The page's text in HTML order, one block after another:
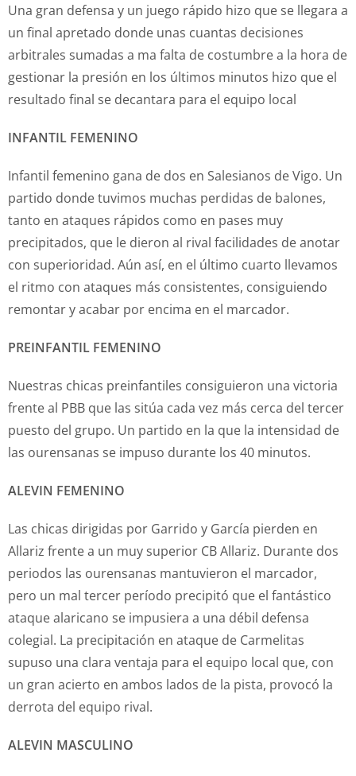
Una gran defensa y un juego rápido hizo que se llegara a
un final apretado donde unas cuantas decisiones
arbitrales sumadas a ma falta de costumbre a la hora de
gestionar la presión en los últimos minutos hizo que el
resultado final se decantara para el equipo local
INFANTIL FEMENINO
Infantil femenino gana de dos en Salesianos de Vigo. Un
partido donde tuvimos muchas perdidas de balones,
tanto en ataques rápidos como en pases muy
precipitados, que le dieron al rival facilidades de anotar
con superioridad. Aún así, en el último cuarto llevamos
el ritmo con ataques más consistentes, consiguiendo
remontar y acabar por encima en el marcador.
PREINFANTIL FEMENINO
Nuestras chicas preinfantiles consiguieron una victoria
frente al PBB que las sitúa cada vez más cerca del tercer
puesto del grupo. Un partido en la que la intensidad de
las ourensanas se impuso durante los 40 minutos.
ALEVIN FEMENINO
Las chicas dirigidas por Garrido y García pierden en
Allariz frente a un muy superior CB Allariz. Durante dos
periodos las ourensanas mantuvieron el marcador,
pero un mal tercer período precipitó que el fantástico
ataque alaricano se impusiera a una débil defensa
colegial. La precipitación en ataque de Carmelitas
supuso una clara ventaja para el equipo local que, con
un gran acierto en ambos lados de la pista, provocó la
derrota del equipo rival.
ALEVIN MASCULINO